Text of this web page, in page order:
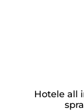
Hotele all